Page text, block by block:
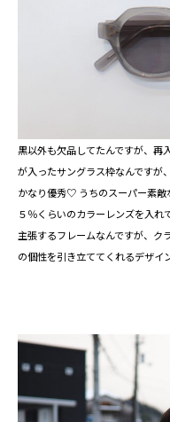
黒以外も欠品してたんですが、再
が入ったサングラス枠なんですが
かなり優秀♡ うちのスーパー素敵
５％くらいのカラーレンズを入れ
主張するフレームなんですが、ク
の個性を引き立ててくれるデザイ